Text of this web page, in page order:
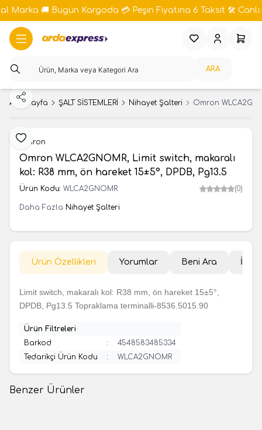
Marka 🚚 Bugün Kargoda 💳 Peşin Fiyatına 6 Taksit 🛠️ Canlı
ARA
FavorilerimHesabım
Ana Sayfa ŞALT SİSTEMLERİ Nihayet Şalteri Omron
Favoriye Ekle
Paylaş
Omron
Omron WLCA2GNOMR, Limit switch, makaralı
kol: R38 mm, ön hareket 15±5°, DPDB, Pg13.5
Ürün Kodu: WLCA2GNOMR (0)
Daha Fazla Nihayet Şalteri
Ürün Özellikleri Yorumlar Beni Ara İade
Limit switch, makaralı kol: R38 mm, ön hareket 15±5°,
DPDB, Pg13.5 Topraklama terminalli-8536.5015.90
Ürün Filtreleri
Barkod
:
4548583485334
Tedarikçi Ürün Kodu
: WLCA2GNOMR
Benzer Ürünler